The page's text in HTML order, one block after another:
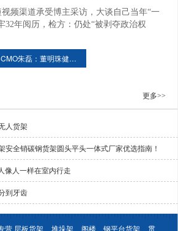
渠道承受博主采访，大谈自己当年“一
32年阅历，检方：仍处“被剥夺政治权
格力电器CMO朱磊：董明珠健康家门店数量已打破1000家
更多>>
人货架
安全销碳钢货架圆头平头一体式厂家优选指南！
像人一样在室内行走
到牙齿
营 层板货架 堆垛架 阁楼、钢平台货架 贯